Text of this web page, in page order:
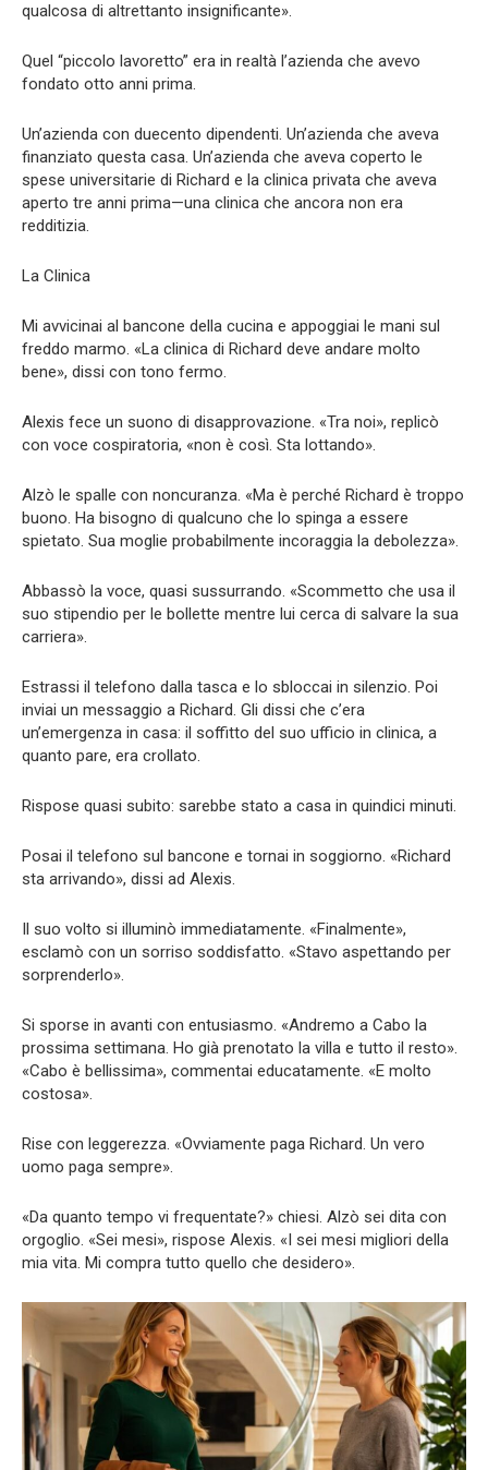
qualcosa di altrettanto insignificante».
Quel “piccolo lavoretto” era in realtà l’azienda che avevo
fondato otto anni prima.
Un’azienda con duecento dipendenti. Un’azienda che aveva
finanziato questa casa. Un’azienda che aveva coperto le
spese universitarie di Richard e la clinica privata che aveva
aperto tre anni prima—una clinica che ancora non era
redditizia.
La Clinica
Mi avvicinai al bancone della cucina e appoggiai le mani sul
freddo marmo. «La clinica di Richard deve andare molto
bene», dissi con tono fermo.
Alexis fece un suono di disapprovazione. «Tra noi», replicò
con voce cospiratoria, «non è così. Sta lottando».
Alzò le spalle con noncuranza. «Ma è perché Richard è troppo
buono. Ha bisogno di qualcuno che lo spinga a essere
spietato. Sua moglie probabilmente incoraggia la debolezza».
Abbassò la voce, quasi sussurrando. «Scommetto che usa il
suo stipendio per le bollette mentre lui cerca di salvare la sua
carriera».
Estrassi il telefono dalla tasca e lo sbloccai in silenzio. Poi
inviai un messaggio a Richard. Gli dissi che c’era
un’emergenza in casa: il soffitto del suo ufficio in clinica, a
quanto pare, era crollato.
Rispose quasi subito: sarebbe stato a casa in quindici minuti.
Posai il telefono sul bancone e tornai in soggiorno. «Richard
sta arrivando», dissi ad Alexis.
Il suo volto si illuminò immediatamente. «Finalmente»,
esclamò con un sorriso soddisfatto. «Stavo aspettando per
sorprenderlo».
Si sporse in avanti con entusiasmo. «Andremo a Cabo la
prossima settimana. Ho già prenotato la villa e tutto il resto».
«Cabo è bellissima», commentai educatamente. «E molto
costosa».
Rise con leggerezza. «Ovviamente paga Richard. Un vero
uomo paga sempre».
«Da quanto tempo vi frequentate?» chiesi. Alzò sei dita con
orgoglio. «Sei mesi», rispose Alexis. «I sei mesi migliori della
mia vita. Mi compra tutto quello che desidero».